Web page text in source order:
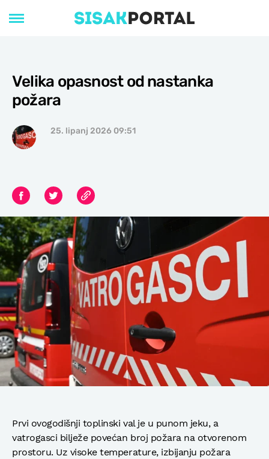
Velika opasnost od nastanka
požara
25. lipanj 2026 09:51
Prvi ovogodišnji toplinski val je u punom jeku, a
vatrogasci bilježe povećan broj požara na otvorenom
prostoru. Uz visoke temperature, izbijanju požara